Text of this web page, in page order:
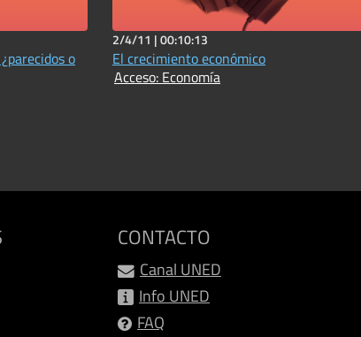
o
2/4/11 |00:10:13
El crecimiento económico
Acceso: Economía
CONTACTO
Canal UNED
Info UNED
FAQ